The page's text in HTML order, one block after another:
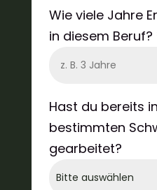
Wie viele Jahre
in diesem Beruf?
Hast du bereits
bestimmten
gearbeitet?